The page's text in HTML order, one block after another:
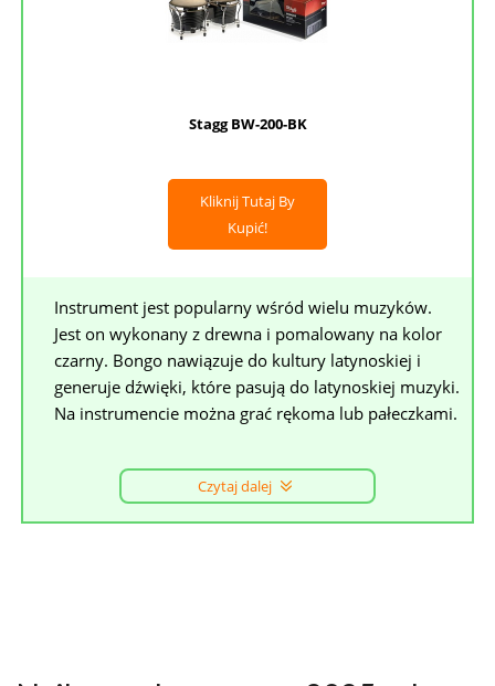
Stagg BW-200-BK
Kliknij Tutaj By
Kupić!
Instrument jest popularny wśród wielu muzyków.
Jest on wykonany z drewna i pomalowany na kolor
czarny. Bongo nawiązuje do kultury latynoskiej i
generuje dźwięki, które pasują do latynoskiej muzyki.
Na instrumencie można grać rękoma lub pałeczkami.
Czytaj dalej